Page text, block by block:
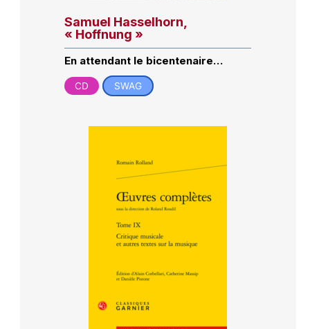
Samuel Hasselhorn,
« Hoffnung »
En attendant le bicentenaire…
CD SWAG